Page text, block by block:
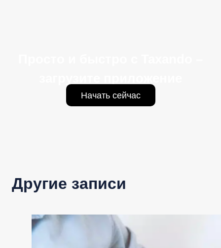
Начать сейчас
Другие записи